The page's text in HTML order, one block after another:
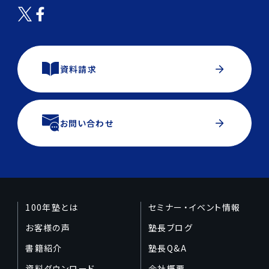
資料請求
お問い合わせ
100年塾とは
お客様の声
書籍紹介
セミナー・イベント情報
塾長ブログ
塾長Q&A